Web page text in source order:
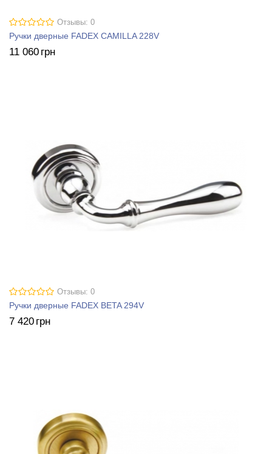
Отзывы: 0
Ручки дверные FADEX CAMILLA 228V
11 060 грн
Отзывы: 0
Ручки дверные FADEX BETA 294V
7 420 грн